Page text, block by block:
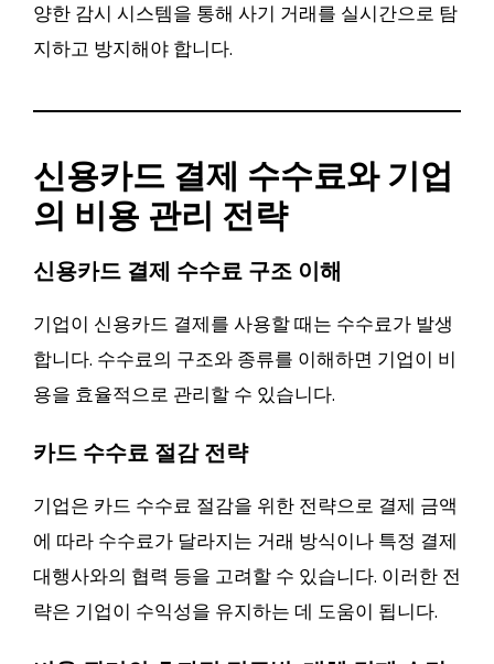
양한 감시 시스템을 통해 사기 거래를 실시간으로 탐
지하고 방지해야 합니다.
신용카드 결제 수수료와 기업
의 비용 관리 전략
신용카드 결제 수수료 구조 이해
기업이 신용카드 결제를 사용할 때는 수수료가 발생
합니다. 수수료의 구조와 종류를 이해하면 기업이 비
용을 효율적으로 관리할 수 있습니다.
카드 수수료 절감 전략
기업은 카드 수수료 절감을 위한 전략으로 결제 금액
에 따라 수수료가 달라지는 거래 방식이나 특정 결제
대행사와의 협력 등을 고려할 수 있습니다. 이러한 전
략은 기업이 수익성을 유지하는 데 도움이 됩니다.